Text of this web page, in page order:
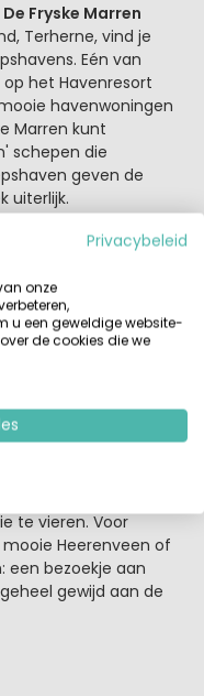
Fryske Marren
Terherne, vind je
Eén van
het Havenresort
havenwoningen
Marren kunt
schepen die
geven de
uiterlijk.
of huur er
tussen het
kan je genoeg
of probeer eens
Ook kan je
waterratten komen
in de haven, ga een
uit of neem een
te vieren. Voor
Heerenveen of
een bezoekje aan
gewijd aan de
Privacybeleid
onze
u een geweldige website-
de cookies die we